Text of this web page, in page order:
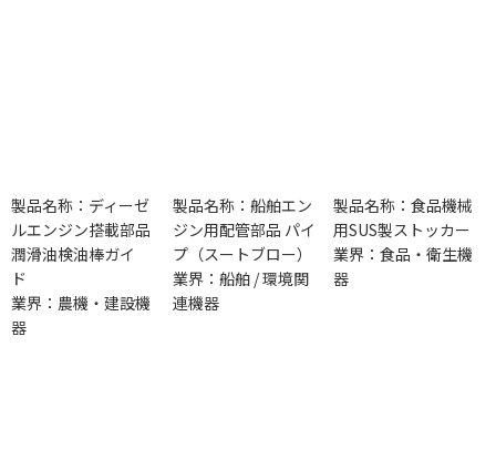
製品名称：ディーゼ
ルエンジン搭載部品
潤滑油検油棒ガイ
ド
業界：農機・建設機
器
製品名称：船舶エン
ジン用配管部品 パイ
プ（スートブロー）
業界：船舶 / 環境関
連機器
製品名称：食品機械
用SUS製ストッカー
業界：食品・衛生機
器